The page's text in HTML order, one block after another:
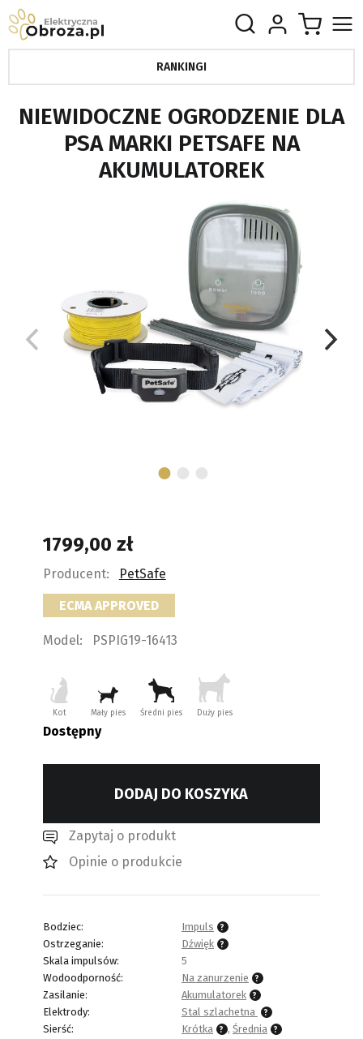
RANKINGI
NIEWIDOCZNE OGRODZENIE DLA
PSA MARKI PETSAFE NA
AKUMULATOREK
Producent: PetSafe
ECMA APPROVED
Model: PSPIG19-16413
Kot Mały pies Średni pies Duży pies
1799,00 zł
Dostępny
DODAJ DO KOSZYKA
Zapytaj o produkt
Opinie o produkcie
Bodziec:
Impuls
Ostrzeganie:
Dźwięk
Skala impulsów:
5
Wodoodporność:
Na zanurzenie
Zasilanie:
Akumulatorek
Elektrody:
Stal szlachetna
Sierść:
Krótka , Średnia